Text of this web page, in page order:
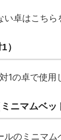
卓はこちら
）
1の卓で使用
ニマムベッ
ルのミニマム